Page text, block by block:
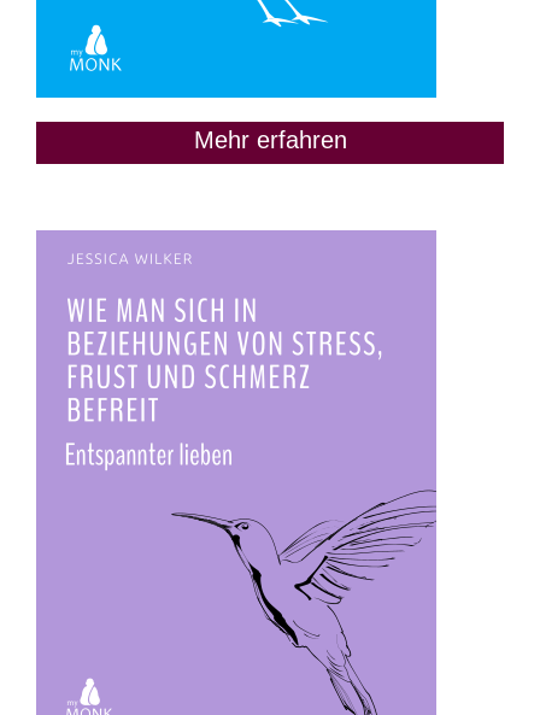
Mehr erfahren